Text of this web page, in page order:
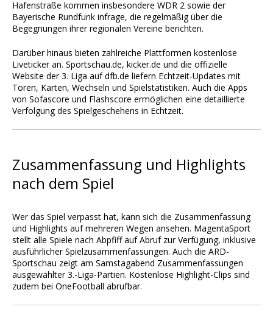
Hafenstraße kommen insbesondere WDR 2 sowie der
Bayerische Rundfunk infrage, die regelmäßig über die
Begegnungen ihrer regionalen Vereine berichten.
Darüber hinaus bieten zahlreiche Plattformen kostenlose
Liveticker an. Sportschau.de, kicker.de und die offizielle
Website der 3. Liga auf dfb.de liefern Echtzeit-Updates mit
Toren, Karten, Wechseln und Spielstatistiken. Auch die Apps
von Sofascore und Flashscore ermöglichen eine detaillierte
Verfolgung des Spielgeschehens in Echtzeit.
Zusammenfassung und Highlights
nach dem Spiel
Wer das Spiel verpasst hat, kann sich die Zusammenfassung
und Highlights auf mehreren Wegen ansehen. MagentaSport
stellt alle Spiele nach Abpfiff auf Abruf zur Verfügung, inklusive
ausführlicher Spielzusammenfassungen. Auch die ARD-
Sportschau zeigt am Samstagabend Zusammenfassungen
ausgewählter 3.-Liga-Partien. Kostenlose Highlight-Clips sind
zudem bei OneFootball abrufbar.